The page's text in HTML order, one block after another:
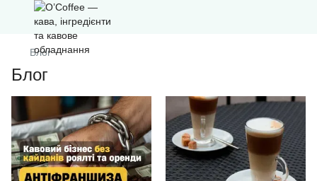
Блог
Блог